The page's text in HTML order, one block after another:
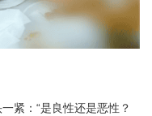
紧：“是良性还是恶性？